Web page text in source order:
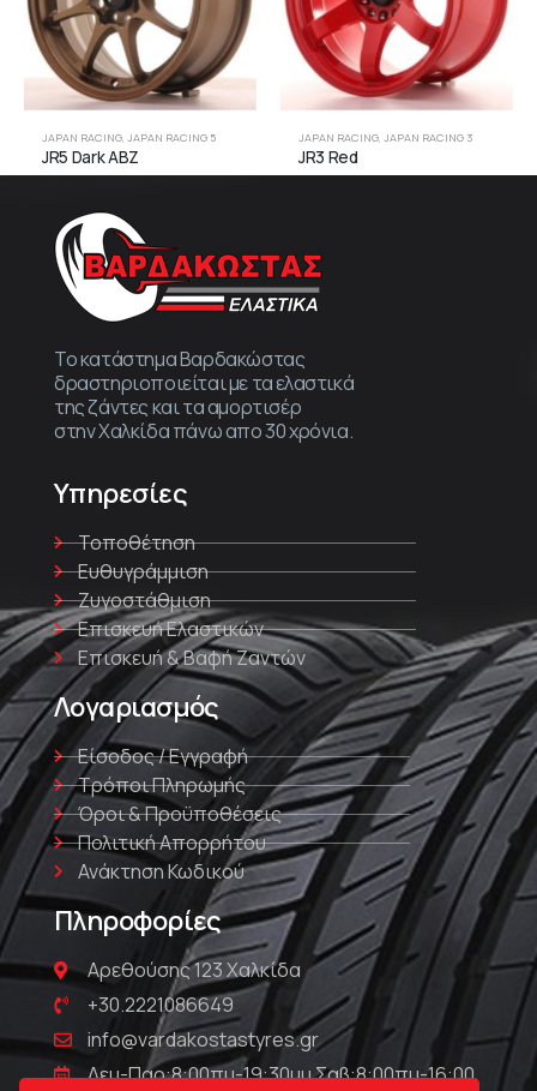
JAPAN RACING, JAPAN RACING 5
JR5 Dark ABZ
JAPAN RACING, JAPAN RACING 3
JR3 Red
Το κατάστημα Βαρδακώστας
δραστηριοποιείται με τα ελαστικά
της ζάντες και τα αμορτισέρ
στην Χαλκίδα πάνω απο 30 χρόνια.
Υπηρεσίες
Τοποθέτηση
Ευθυγράμμιση
Ζυγοστάθμιση
Επισκευή Ελαστικών
Επισκευή & Βαφή Ζαντών
Λογαριασμός
Είσοδος / Εγγραφή
Τρόποι Πληρωμής
Όροι & Προϋποθέσεις
Πολιτική Απορρήτου
Ανάκτηση Κωδικού
Πληροφορίες
Αρεθούσης 123 Χαλκίδα
+30.2221086649
info@vardakostastyres.gr
Δευ-Παρ:8:00πμ-19:30μμ Σαβ:8:00πμ-16:00